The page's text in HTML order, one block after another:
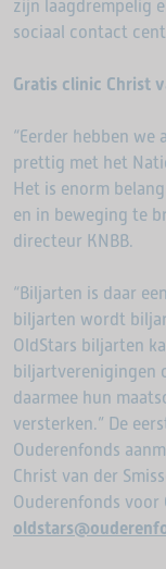
zijn laagdrempelig
sociaal contact
Gratis clinic Christ
“Eerder hebben
prettig met het
Het is enorm
en in beweging te
directeur KNBB.
“Biljarten is daar
biljarten wordt
OldStars biljarten
biljartverenigingen
daarmee hun
versterken.” De
Ouderenfonds
Christ van der
Ouderenfonds voor